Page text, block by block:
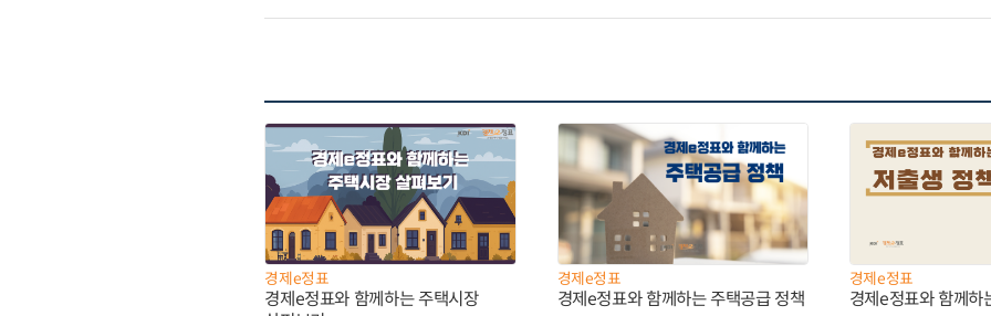
경제e정표
경제e정표와 함께하는 주택시장
경제e정표
경제e정표와 함께하는 주택공급 정책
경제e정표
경제e정표와 함께하